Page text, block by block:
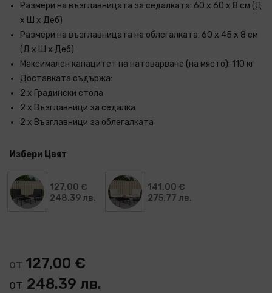
Размери на възглавницата за седалката: 60 x 60 x 8 см (Д
x Ш x Деб)
Размери на възглавницата на облегалката: 60 x 45 x 8 см
(Д x Ш x Деб)
Максимален капацитет на натоварване (на място): 110 кг
Доставката съдържа:
2 x Градински стола
2 x Възглавници за седалка
2 x Възглавници за облегалката
Избери Цвят
127,00 €
248.39 лв.
141,00 €
275.77 лв.
от 127,00 €
от 248.39 лв.